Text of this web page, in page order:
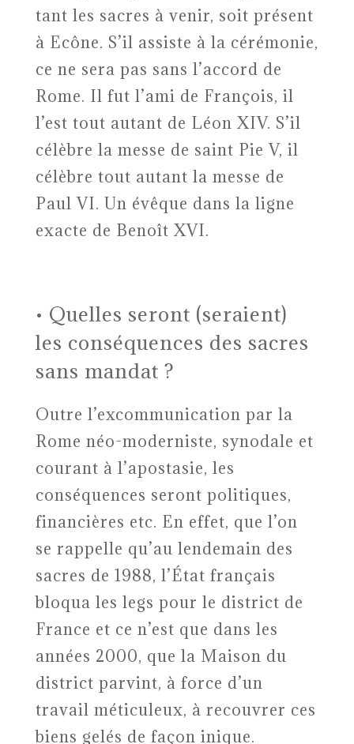
tant les sacres à venir, soit présent
à Ecône. S’il assiste à la cérémonie,
ce ne sera pas sans l’accord de
Rome. Il fut l’ami de François, il
l’est tout autant de Léon XIV. S’il
célèbre la messe de saint Pie V, il
célèbre tout autant la messe de
Paul VI. Un évêque dans la ligne
exacte de Benoît XVI.
• Quelles seront (seraient)
les conséquences des sacres
sans mandat ?
Outre l’excommunication par la
Rome néo-moderniste, synodale et
courant à l’apostasie, les
conséquences seront politiques,
financières etc. En effet, que l’on
se rappelle qu’au lendemain des
sacres de 1988, l’État français
bloqua les legs pour le district de
France et ce n’est que dans les
années 2000, que la Maison du
district parvint, à force d’un
travail méticuleux, à recouvrer ces
biens gelés de façon inique.